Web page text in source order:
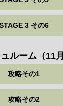
STAGE 3 その6
ルーム（11
攻略その1
攻略その2